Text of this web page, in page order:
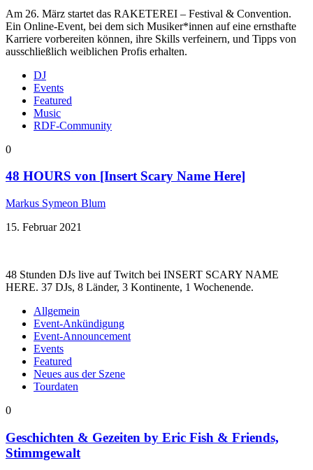
Am 26. März startet das RAKETEREI – Festival & Convention.
Ein Online-Event, bei dem sich Musiker*innen auf eine ernsthafte
Karriere vorbereiten können, ihre Skills verfeinern, und Tipps von
ausschließlich weiblichen Profis erhalten.
DJ
Events
Featured
Music
RDF-Community
0
48 HOURS von [Insert Scary Name Here]
Markus Symeon Blum
15. Februar 2021
48 Stunden DJs live auf Twitch bei INSERT SCARY NAME
HERE. 37 DJs, 8 Länder, 3 Kontinente, 1 Wochenende.
Allgemein
Event-Ankündigung
Event-Announcement
Events
Featured
Neues aus der Szene
Tourdaten
0
Geschichten & Gezeiten by Eric Fish & Friends,
Stimmgewalt